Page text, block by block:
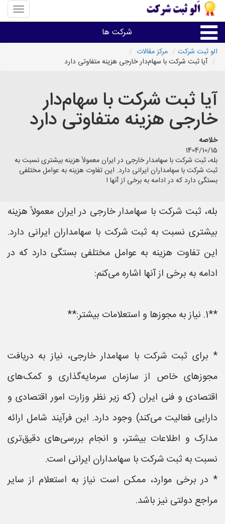
منوی
سایت
ثبت
شرکت ها
ثبت،تغییرات،برند
اخذگواهینامه رتبه بندی
سایر خدمات ثبت شرکت ها
الو ثبت شرکت
مرکز مقالات
آیا ثبت شرکت با سهام‌دار خارجی هزینه متفاوتی دارد
آیا ثبت شرکت با سهام‌دار
خارجی هزینه متفاوتی دارد
خلاصه
1404/10/15
بله، ثبت شرکت با سهامدار خارجی در ایران معمولاً هزینه بیشتری نسبت به
ثبت شرکت با سهامداران ایرانی دارد. این تفاوت هزینه به عوامل مختلفی
بستگی دارد که در ادامه به برخی از آنها ا
بله، ثبت شرکت با سهامدار خارجی در ایران معمولاً هزینه
بیشتری نسبت به ثبت شرکت با سهامداران ایرانی دارد.
این تفاوت هزینه به عوامل مختلفی بستگی دارد که در
ادامه به برخی از آنها اشاره می‌کنم:
**1. نیاز به مجوزها و استعلامات بیشتر:**
* برای ثبت شرکت با سهامدار خارجی، نیاز به دریافت
مجوزهای خاص از سازمان سرمایه‌گذاری و کمک‌های
اقتصادی و فنی ایران (که زیر نظر وزارت امور اقتصادی و
دارایی فعالیت می‌کند) وجود دارد. این فرآیند شامل ارائه
مدارک و اطلاعات بیشتر، و انجام بررسی‌های دقیق‌تری
نسبت به ثبت شرکت با سهامداران ایرانی است.
* در برخی موارد، ممکن است نیاز به استعلام از سایر
مراجع دولتی نیز باشد.